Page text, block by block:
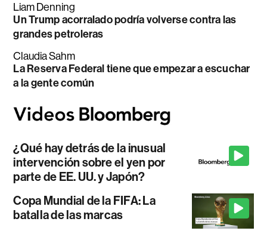
Liam Denning
Un Trump acorralado podría volverse contra las
grandes petroleras
Claudia Sahm
La Reserva Federal tiene que empezar a escuchar
a la gente común
¿Qué hay detrás de la inusual
intervención sobre el yen por
parte de EE. UU. y Japón?
Copa Mundial de la FIFA: La
batalla de las marcas